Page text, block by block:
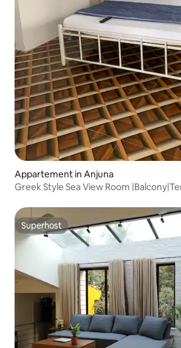
Appartement in Anjuna
Greek Style Sea View Room
Superhost
Superhost